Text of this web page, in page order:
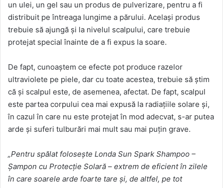
un ulei, un gel sau un produs de pulverizare, pentru a fi
distribuit pe întreaga lungime a părului. Același produs
trebuie să ajungă și la nivelul scalpului, care trebuie
protejat special înainte de a fi expus la soare.
De fapt, cunoaștem ce efecte pot produce razelor
ultraviolete pe piele, dar cu toate acestea, trebuie să știm
că și scalpul este, de asemenea, afectat. De fapt, scalpul
este partea corpului cea mai expusă la radiațiile solare și,
în cazul în care nu este protejat în mod adecvat, s-ar putea
arde și suferi tulburări mai mult sau mai puțin grave.
„Pentru spălat folosește Londa Sun Spark Shampoo –
Șampon cu Protecție Solară – extrem de eficient în zilele
în care soarele arde foarte tare și, de altfel, pe tot